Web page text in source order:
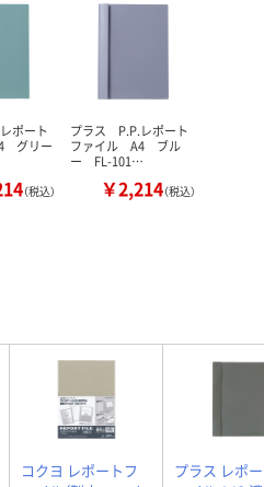
ポート
グリー
（税込）
プラス P.P.レポート
ファイル A4 ブル
ー FL-101…
￥2,214（税込）
コクヨ レポートフ
プラス レポ